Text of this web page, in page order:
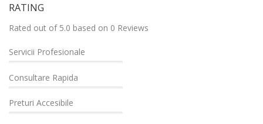
RATING
Rated out of 5.0 based on 0 Reviews
Servicii Profesionale
Consultare Rapida
Preturi Accesibile